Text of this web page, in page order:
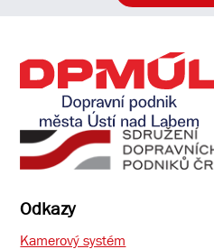
Odkazy
Kamerový systém